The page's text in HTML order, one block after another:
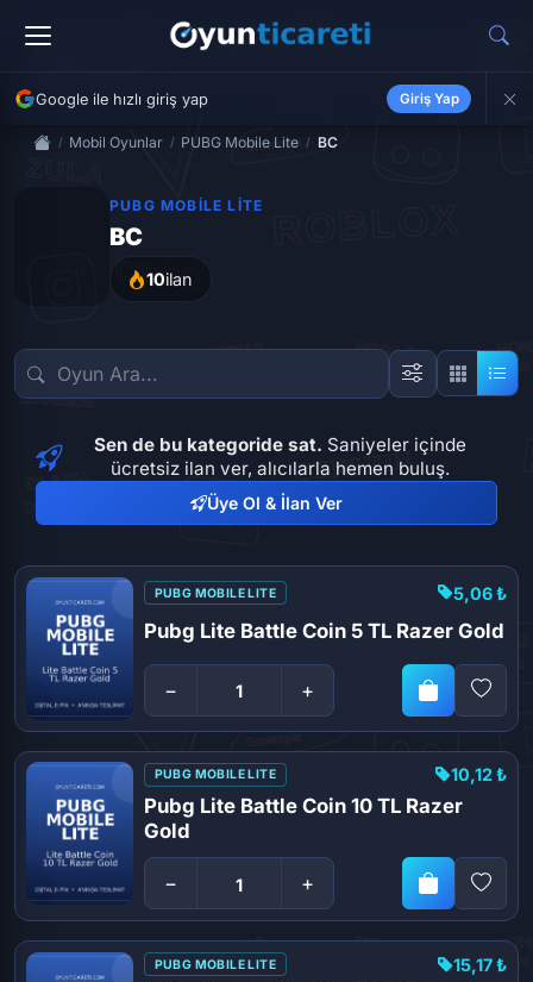
Google ile hızlı giriş yap Giriş Yap
Mobil Oyunlar PUBG Mobile Lite BC
PUBG MOBILE LITE
BC
10ilan
Sen de bu kategoride sat. Saniyeler içinde
ücretsiz ilan ver, alıcılarla hemen buluş.
Üye Ol & İlan Ver
PUBG MOBILE LITE
Pubg Lite Battle Coin 5 TL Razer Gold
− +
5,06 ₺
PUBG MOBILE LITE
Pubg Lite Battle Coin 10 TL Razer
Gold
− +
10,12 ₺
PUBG MOBILE LITE 15,17 ₺